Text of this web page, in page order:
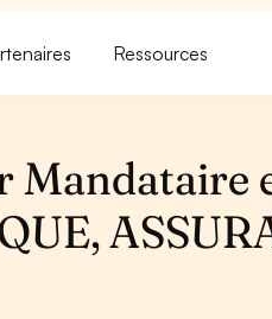
Ressources
Mandataire